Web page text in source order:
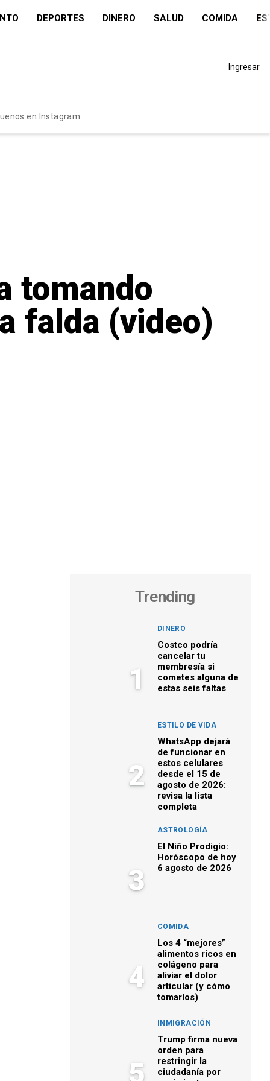
DEPORTES DINERO SALUD COMIDA
Ingresar
en Instagram
tomando
falda (video)
Trending
1
DINERO
Costco podría
cancelar tu
membresía si
cometes alguna de
estas seis faltas
2
ESTILO DE VIDA
WhatsApp dejará
de funcionar en
estos celulares
desde el 15 de
agosto de 2026:
revisa la lista
completa
3
ASTROLOGÍA
El Niño Prodigio:
Horóscopo de hoy
6 agosto de 2026
4
COMIDA
Los 4 “mejores”
alimentos ricos en
colágeno para
aliviar el dolor
articular (y cómo
tomarlos)
5
INMIGRACIÓN
Trump firma nueva
orden para
restringir la
ciudadanía por